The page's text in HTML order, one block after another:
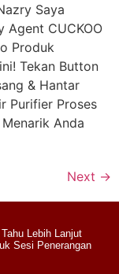
Saya
Agent CUCKOO
Produk
Tekan Button
& Hantar
Purifier Proses
Anda
Next →
Lebih Lanjut
Sesi Penerangan